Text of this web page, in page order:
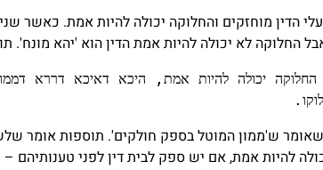
הדין מוחזקים והחלוקה יכולה להיות אמת. כאשר
החלוקה לא יכולה להיות אמת הדין הוא 'יהא מונח'.
ש'ממון המוטל בספק חולקים'. תוספות אומר
להיות אמת, אם יש ספק לבית דין לפני טענותיהם –